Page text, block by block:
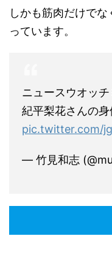
しかも筋肉だけで
っています。
ニュースウオッチ
紀平梨花さんの身
pic.twitter.com/
— 竹見和志